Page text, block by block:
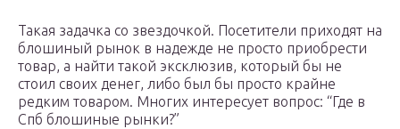
Такая задачка со звездочкой. Посетители приходят на
блошиный рынок в надежде не просто приобрести
товар, а найти такой эксклюзив, который бы не
стоил своих денег, либо был бы просто крайне
редким товаром. Многих интересует вопрос: “Где в
Спб блошиные рынки?”